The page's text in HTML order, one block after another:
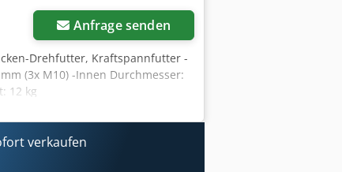
Anfrage senden
Drehfutter, Kraftspannfutter -
(3x M10) -Innen Durchmesser:
12 kg
verkaufen